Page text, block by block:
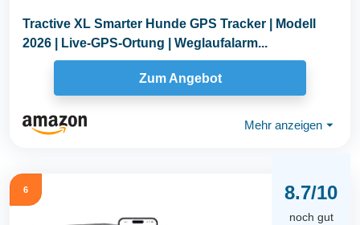
Tractive XL Smarter Hunde GPS Tracker | Modell
2026 | Live-GPS-Ortung | Weglaufalarm...
Zum Angebot
Mehr anzeigen ⏷
6 8.7/10
noch gut